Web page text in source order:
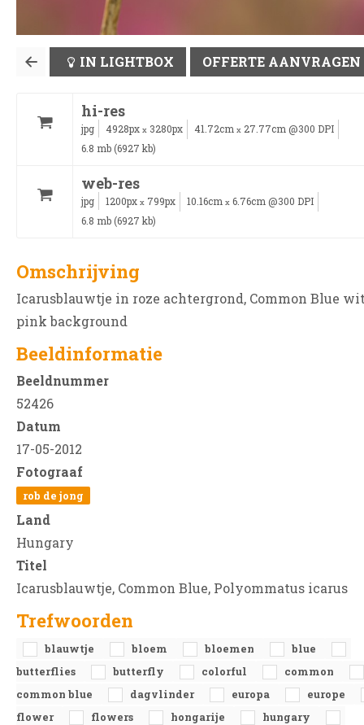
IN LIGHTBOX OFFERTE AANVRAGEN
hi-res
jpg 4928px x 3280px 41.72cm x 27.77cm @300 DPI
6.8 mb (6927 kb)
web-res
jpg 1200px x 799px 10.16cm x 6.76cm @300 DPI
6.8 mb (6927 kb)
Omschrijving
Icarusblauwtje in roze achtergrond, Common Blue
pink background
Beeldinformatie
Beeldnummer
52426
Datum
17-05-2012
Fotograaf
rob de jong
Land
Hungary
Titel
Icarusblauwtje, Common Blue, Polyommatus icarus
Trefwoorden
blauwtje bloem bloemen
blue
butterflies
butterfly colorful
common
common blue
dagvlinder europa
europe
flower
flowers hongarije
hungary